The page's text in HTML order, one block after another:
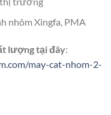
nhôm Xingfa, PMA
lượng tại đây:
may-cat-nhom-2-